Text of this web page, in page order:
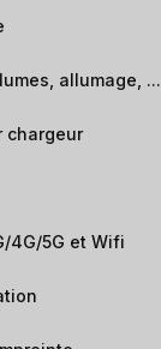
allumage, ...
chargeur
4G/5G et Wifi